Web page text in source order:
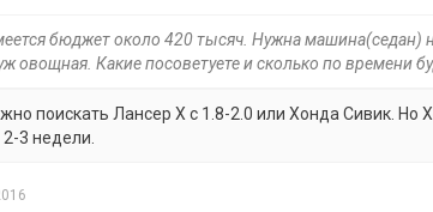
бюджет около 420 тысяч. Нужна машина(седан)
овощная. Какие посоветуете и сколько по времени
поискать Лансер Х с 1.8-2.0 или Хонда Сивик. Но
3 недели.